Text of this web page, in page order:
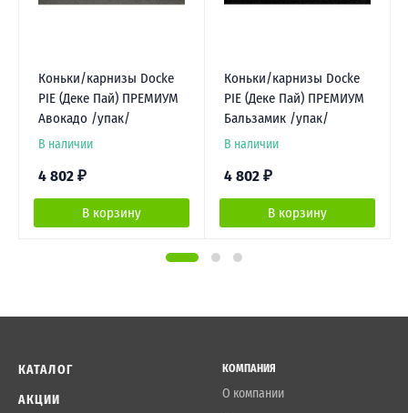
Коньки/карнизы Docke
PIE (Деке Пай) ПРЕМИУМ
Авокадо /упак/
В наличии
4 802 ₽
В корзину
Коньки/карнизы Docke
PIE (Деке Пай) ПРЕМИУМ
Бальзамик /упак/
В наличии
4 802 ₽
В корзину
КАТАЛОГ
АКЦИИ
КОМПАНИЯ
О компании